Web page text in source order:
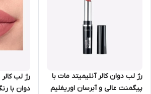
رژ لب دوان کالر آنلیمیتد مات با
پیگمنت عالی و آبرسان اوریفلیم
رژ لب
دوان با